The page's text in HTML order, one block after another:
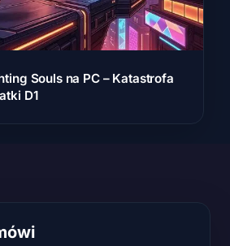
Souls na PC – Katastrofa
D1